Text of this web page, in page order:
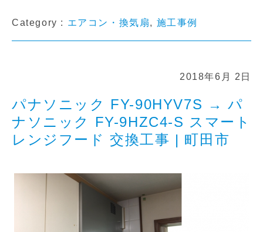
Category : エアコン・換気扇, 施工事例
2018年6月 2日
パナソニック FY-90HYV7S → パ
ナソニック FY-9HZC4-S スマート
レンジフード 交換工事 | 町田市